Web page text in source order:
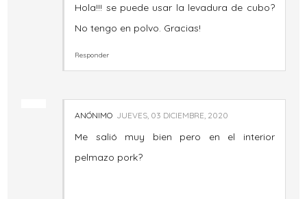
Hola!!! se puede usar la levadura de cubo?
No tengo en polvo. Gracias!
Responder
ANÓNIMO JUEVES, 03 DICIEMBRE, 2020
Me salió muy bien pero en el interior
pelmazo pork?